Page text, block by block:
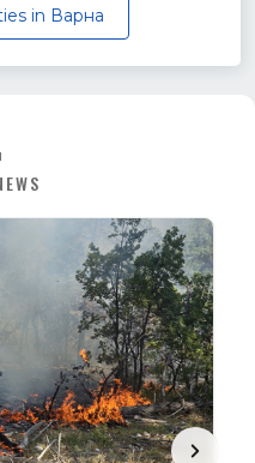
in Варна
БЪЛГАРИЯ
10 авг. 2026
Зам.-
гасенето
Заместник-
Геров е
е участвал